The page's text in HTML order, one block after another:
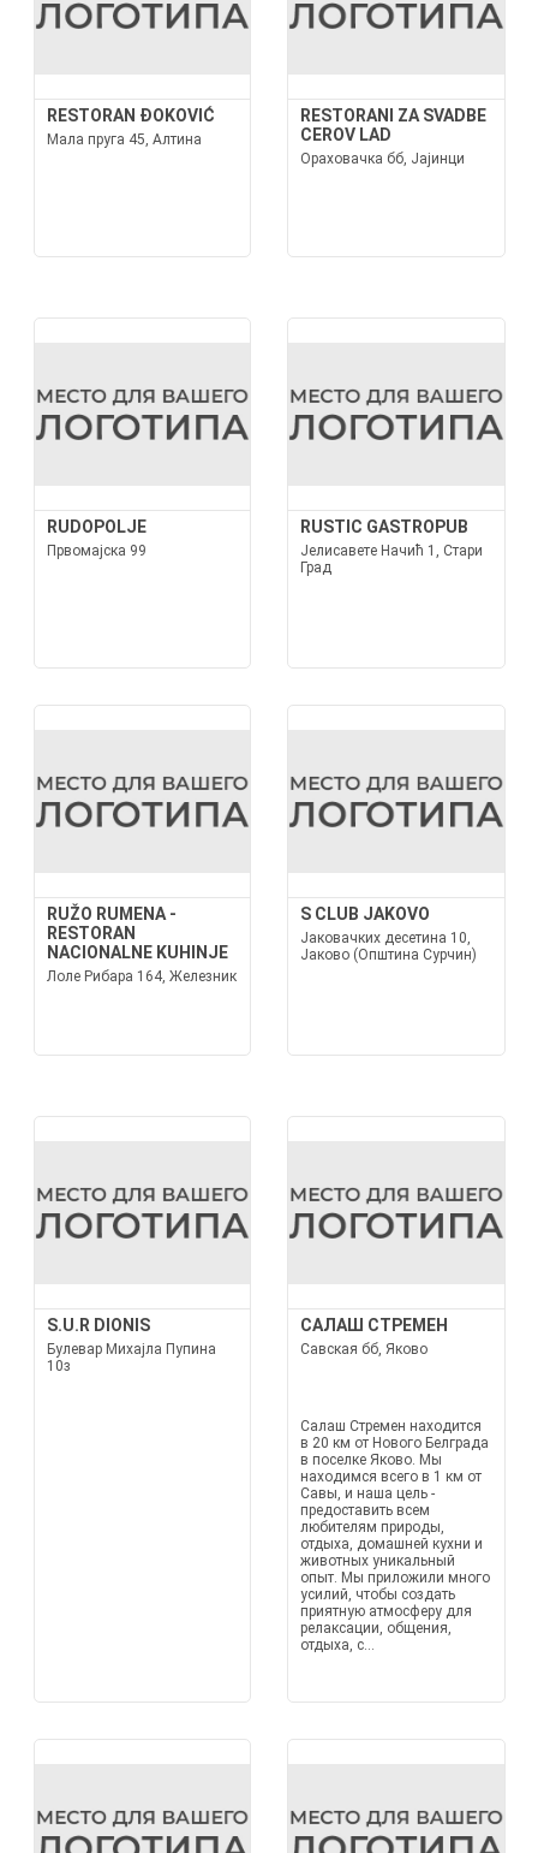
RESTORAN ĐOKOVIĆ
Мала пруга 45, Алтина
RESTORANI ZA SVADBE
CEROV LAD
Ораховачка бб, Јајинци
RUDOPOLJE
Првомајска 99
RUSTIC GASTROPUB
Јелисавете Начић 1, Стари
Град
RUŽO RUMENA -
RESTORAN
NACIONALNE KUHINJE
Лоле Рибара 164, Железник
S CLUB JAKOVO
Јаковачких десетина 10,
Јаково (Општина Сурчин)
S.U.R DIONIS
Булевар Михајла Пупина
10з
САЛАШ СТРЕМЕН
Савская бб, Яково
Салаш Стремен находится
в 20 км от Нового Белграда
в поселке Яково. Мы
находимся всего в 1 км от
Савы, и наша цель -
предоставить всем
любителям природы,
отдыха, домашней кухни и
животных уникальный
опыт. Мы приложили много
усилий, чтобы создать
приятную атмосферу для
релаксации, общения,
отдыха, с...